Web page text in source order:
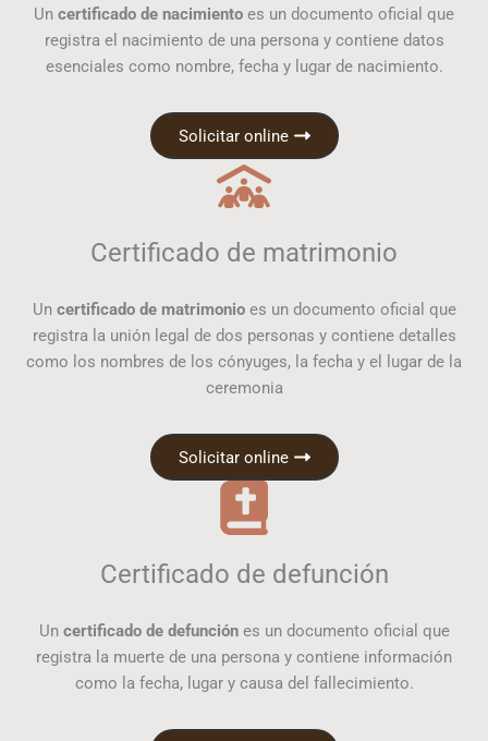
Un certificado de nacimiento es un documento oficial que
registra el nacimiento de una persona y contiene datos
esenciales como nombre, fecha y lugar de nacimiento.
Solicitar online
Certificado de matrimonio
Un certificado de matrimonioes un documento oficial que
registra la unión legal de dos personas y contiene detalles
como los nombres de los cónyuges, la fecha y el lugar de la
ceremonia
Solicitar online
Certificado de defunción
Un certificado de defunciónes un documento oficial que
registra la muerte de una persona y contiene información
como la fecha, lugar y causa del fallecimiento.